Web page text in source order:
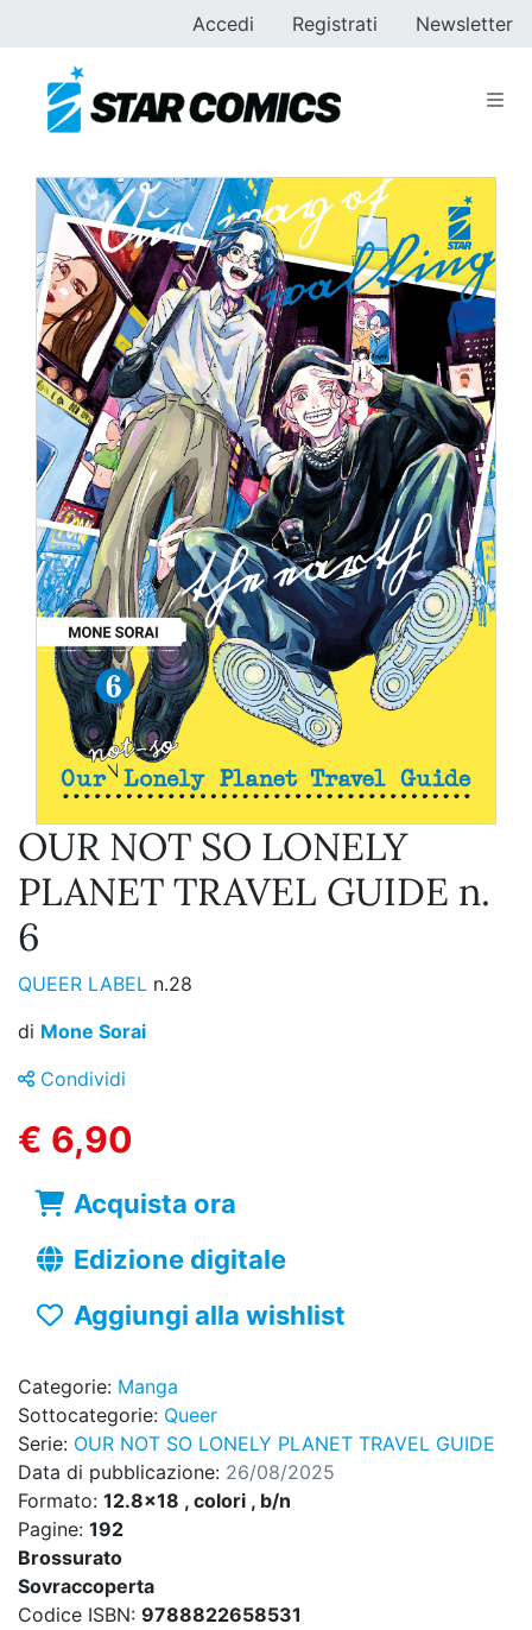
Accedi Registrati Newsletter
OUR NOT SO LONELY
PLANET TRAVEL GUIDE n.
6
QUEER LABEL n.28
di Mone Sorai
Condividi
€ 6,90
Acquista ora
Edizione digitale
Aggiungi alla wishlist
Categorie: Manga
Sottocategorie: Queer
Serie: OUR NOT SO LONELY PLANET TRAVEL GUIDE
Data di pubblicazione: 26/08/2025
Formato: 12.8x18 , colori , b/n
Pagine: 192
Brossurato
Sovraccoperta
Codice ISBN: 9788822658531